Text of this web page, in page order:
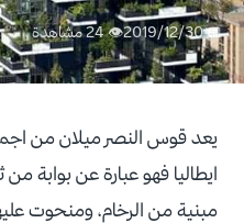
📅 2019/12/30 👁 24 مشاهدة
يعد قوس النصر ميلان من اجمل
ايطاليا فهو عبارة عن بوابة
مبنية من الرخام، ومنحوت